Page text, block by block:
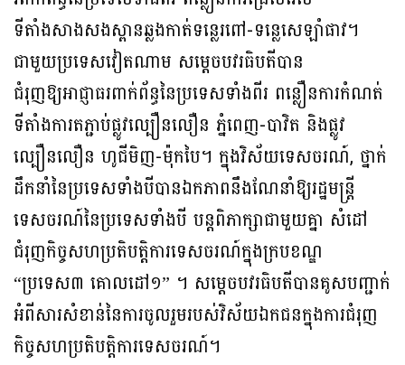
ទីតាំងសាងសងស្ពានឆ្លងកាត់ទន្លេរពៅ-ទន្លេសេឡាំផាវ។
ជាមួយប្រទេសវៀតណាម សម្ដេចបវរធិបតីបាន
ជំរុញឱ្យអាជ្ញាធរពាក់ព័ន្ធនៃប្រទេសទាំងពីរ ពន្លឿនការកំណត់
ទីតាំងការតភ្ជាប់ផ្លូវល្បឿនលឿន ភ្នំពេញ-បាវិត និងផ្លូវ
ល្បឿនលឿន ហូជីមិញ-ម៉ុកបៃ។ ក្នុងវិស័យទេសចរណ៍, ថ្នាក់
ដឹកនាំនៃប្រទេសទាំងបីបានឯកភាពនឹងណែនាំឱ្យរដ្ឋមន្ត្រី
ទេសចរណ៍នៃប្រទេសទាំងបី បន្តពិភាក្សាជាមួយគ្នា សំដៅ
ជំរុញកិច្ចសហប្រតិបត្តិការទេសចរណ៍ក្នុងក្របខណ្ឌ
“ប្រទេស៣ គោលដៅ១” ។ សម្តេចបវរធិបតីបានគូសបញ្ជាក់
អំពីសារសំខាន់នៃការចូលរួមរបស់វិស័យឯកជនក្នុងការជំរុញ
កិច្ចសហប្រតិបត្តិការទេសចរណ៍។